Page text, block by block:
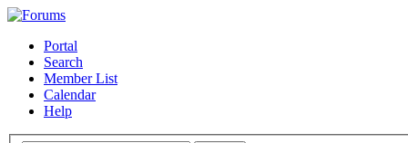
Portal
Search
Member List
Calendar
Help